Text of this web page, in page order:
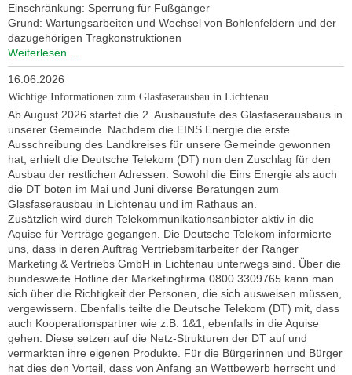
Einschränkung: Sperrung für Fußgänger
Grund: Wartungsarbeiten und Wechsel von Bohlenfeldern und der
dazugehörigen Tragkonstruktionen
Weiterlesen …
Fußgängerbrücke
OT
Biensdorf
16.06.2026
Wichtige Informationen zum Glasfaserausbau in Lichtenau
Ab August 2026 startet die 2. Ausbaustufe des Glasfaserausbaus in
unserer Gemeinde. Nachdem die EINS Energie die erste
Ausschreibung des Landkreises für unsere Gemeinde gewonnen
hat, erhielt die Deutsche Telekom (DT) nun den Zuschlag für den
Ausbau der restlichen Adressen. Sowohl die Eins Energie als auch
die DT boten im Mai und Juni diverse Beratungen zum
Glasfaserausbau in Lichtenau und im Rathaus an.
Zusätzlich wird durch Telekommunikationsanbieter aktiv in die
Aquise für Verträge gegangen. Die Deutsche Telekom informierte
uns, dass in deren Auftrag Vertriebsmitarbeiter der Ranger
Marketing & Vertriebs GmbH in Lichtenau unterwegs sind. Über die
bundesweite Hotline der Marketingfirma 0800 3309765 kann man
sich über die Richtigkeit der Personen, die sich ausweisen müssen,
vergewissern. Ebenfalls teilte die Deutsche Telekom (DT) mit, dass
auch Kooperationspartner wie z.B. 1&1, ebenfalls in die Aquise
gehen. Diese setzen auf die Netz-Strukturen der DT auf und
vermarkten ihre eigenen Produkte. Für die Bürgerinnen und Bürger
hat dies den Vorteil, dass von Anfang an Wettbewerb herrscht und